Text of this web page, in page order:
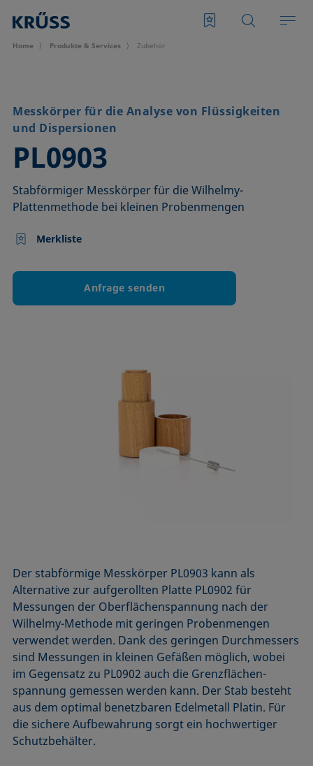
Home Produkte & Services Zubehör
Messkörper für die Analyse von Flüssigkeiten
und Dispersionen
PL0903
–
Stabförmiger Messkörper für die Wilhelmy-
Plattenmethode bei kleinen Probenmengen
Merkliste
Anfrage senden
Der stabförmige Messkörper PL0903 kann als
Alternative zur aufgerollten Platte PL0902 für
Messungen der Ober­flächen­spannung nach der
Wilhelmy-Methode mit geringen Probenmengen
verwendet werden. Dank des geringen Durchmessers
sind Messungen in kleinen Gefäßen möglich, wobei
im Gegensatz zu PL0902 auch die Grenz­flächen­
spannung gemessen werden kann. Der Stab besteht
aus dem optimal benetzbaren Edelmetall Platin. Für
die sichere Aufbewahrung sorgt ein hochwertiger
Schutzbehälter.